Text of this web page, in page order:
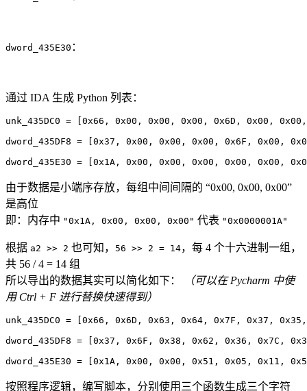
dword_435E30 ：
通过 IDA 生成 Python 列表：
unk_435DC0 = 0x66 , 0x00 , 0x00 , 0x00 , 0x6D , 0x00 , 0x00 ,
dword_435DF8 = 0x37 , 0x00 , 0x00 , 0x00 , 0x6F , 0x00 ,
dword_435E30 = 0x1A , 0x00 , 0x00 , 0x00 , 0x00 , 0x00 ,
由于数据是小端序存放，每组中间间隔的 “0x00, 0x00, 0x00”
是高位
即：内存中 "0x1A, 0x00, 0x00, 0x00" 代表 "0x0000001A"
根据 a2 >> 2 也可知， 56 >> 2 = 14，每 4 个十六进制一组，
共 56 / 4 = 14 组
所以导出的数据其实可以简化如下：
（可以在 Pycharm 中使
用 Ctrl + F 进行替换快速得到）
unk_435DC0 = 0x66 , 0x6D , 0x63 , 0x64 , 0x7F , 0x37 , 0x35 ,
dword_435DF8 = 0x37 , 0x6F , 0x38 , 0x62 , 0x36 , 0x7C ,
dword_435E30 = 0x1A , 0x00 , 0x00 , 0x51 , 0x05 , 0x11 ,
按照程序逻辑，编写脚本，分别使用三个函数生成三个字符